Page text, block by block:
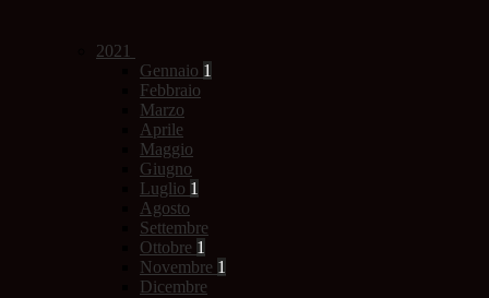
2021
Gennaio 1
Febbraio
Marzo
Aprile
Maggio
Giugno
Luglio 1
Agosto
Settembre
Ottobre 1
Novembre 1
Dicembre